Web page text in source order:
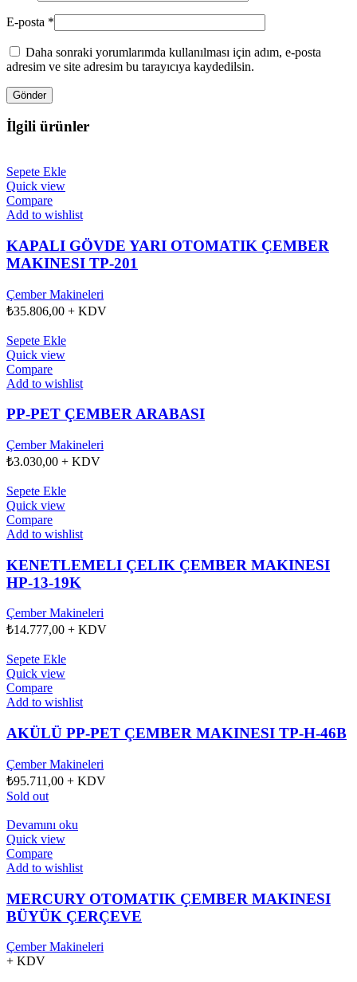
E-posta *
Daha sonraki yorumlarımda kullanılması için adım, e-posta
adresim ve site adresim bu tarayıcıya kaydedilsin.
İlgili ürünler
Sepete Ekle
Quick view
Compare
Add to wishlist
KAPALI GÖVDE YARI OTOMATIK ÇEMBER
MAKINESI TP-201
Çember Makineleri
₺35.806,00 + KDV
Sepete Ekle
Quick view
Compare
Add to wishlist
PP-PET ÇEMBER ARABASI
Çember Makineleri
₺3.030,00 + KDV
Sepete Ekle
Quick view
Compare
Add to wishlist
KENETLEMELI ÇELIK ÇEMBER MAKINESI
HP-13-19K
Çember Makineleri
₺14.777,00 + KDV
Sepete Ekle
Quick view
Compare
Add to wishlist
AKÜLÜ PP-PET ÇEMBER MAKINESI TP-H-46B
Çember Makineleri
₺95.711,00 + KDV
Sold out
Devamını oku
Quick view
Compare
Add to wishlist
MERCURY OTOMATIK ÇEMBER MAKINESI
BÜYÜK ÇERÇEVE
Çember Makineleri
+ KDV